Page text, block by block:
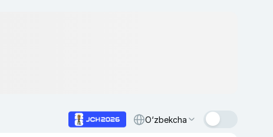
O‘zbekcha